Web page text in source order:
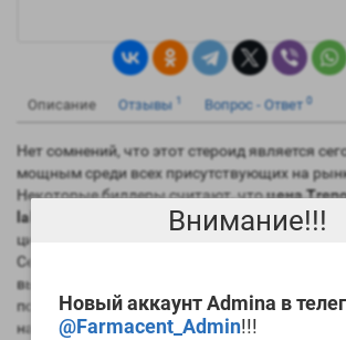
Внимание!!!
Новый аккаунт Admina в
@Farmacent_Admin!!!
Описание Отзывы 1 Вопрос - Ответ 0
Нет сомнений, что этот стероид является
мощным среди всех присутствующих на
Некоторые билдеры считают, чтоцена
labs
завышена, но после первого же
цикла препарата мнение меняется на
Сегодня спортивная фармакологическая
выпускает три эфира этого препарат, а
популярными являютсяацетат и энантат.
набирать большое количествомускульной